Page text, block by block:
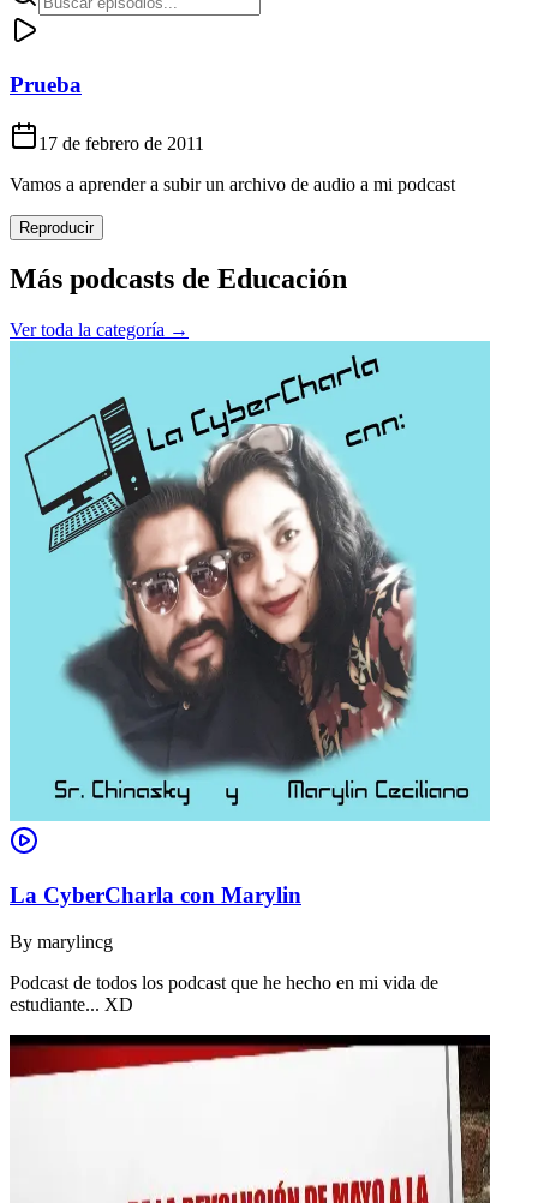
Prueba
17 de febrero de 2011
Vamos a aprender a subir un archivo de audio a mi podcast
Reproducir
Más podcasts de Educación
Ver toda la categoría →
La CyberCharla con Marylin
By marylincg
Podcast de todos los podcast que he hecho en mi vida de
estudiante... XD